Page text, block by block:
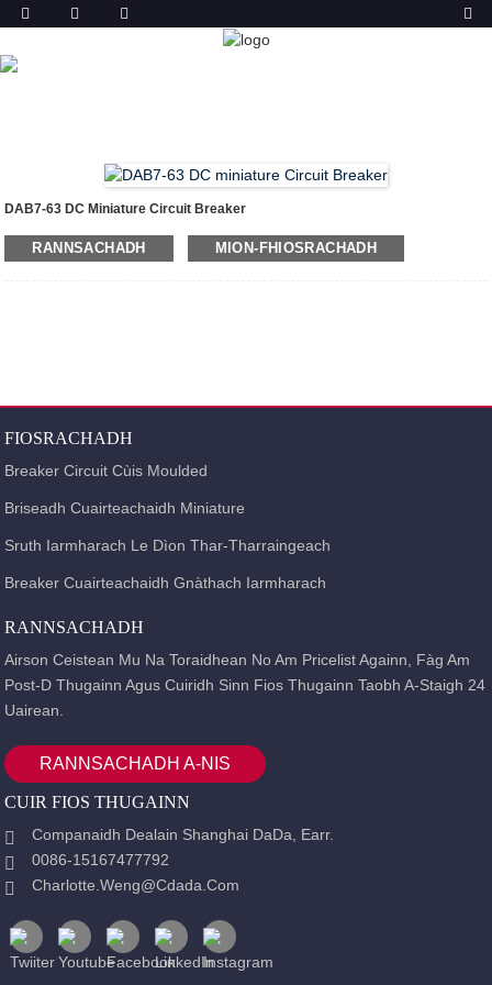
TORADH
DAB7-63 DC Miniature Circuit Breaker
RANNSACHADH MION-FHIOSRACHADH
FIOSRACHADH
Breaker Circuit Cùis Moulded
Briseadh Cuairteachaidh Miniature
Sruth Iarmharach Le Dìon Thar-Tharraingeach
Breaker Cuairteachaidh Gnàthach Iarmharach
RANNSACHADH
Airson Ceistean Mu Na Toraidhean No Am Pricelist Againn, Fàg Am
Post-D Thugainn Agus Cuiridh Sinn Fios Thugainn Taobh A-Staigh 24
Uairean.
RANNSACHADH A-NIS
CUIR FIOS THUGAINN
Companaidh Dealain Shanghai DaDa, Earr.
0086-15167477792
Charlotte.weng@cdada.com